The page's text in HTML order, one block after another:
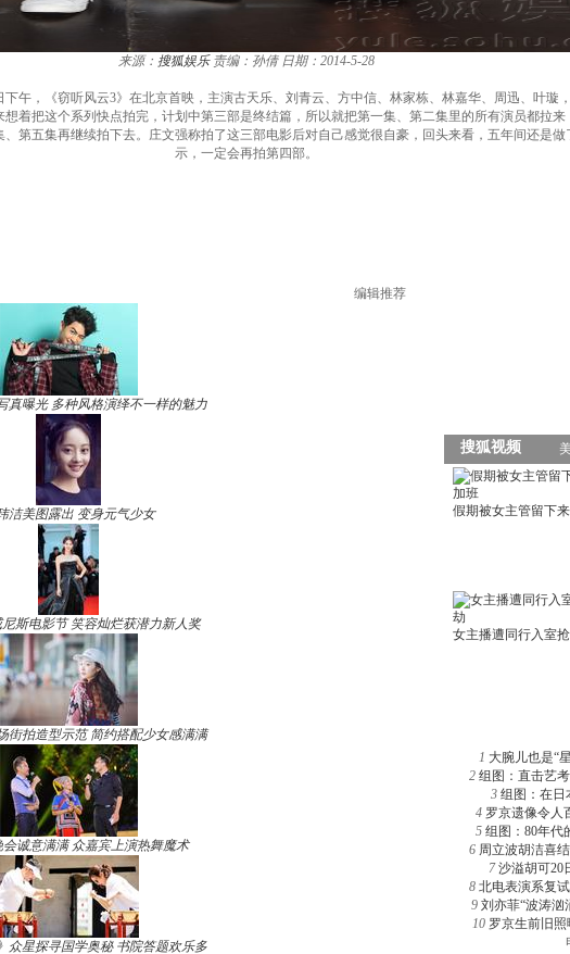
来源： 搜狐娱乐 责编：孙倩 日期：2014-5-28
，《窃听风云3》在北京首映，主演古天乐、刘青云、方中信、林家栋、林嘉华、周迅、叶璇
着把这个系列快点拍完，计划中第三部是终结篇，所以就把第一集、第二集里的所有演员都拉
第五集再继续拍下去。庄文强称拍了这三部电影后对自己感觉很自豪，回头来看，五年间还是
示，一定会再拍第四部。
编辑推荐
真曝光 多种风格演绎不一样的魅力
洁美图露出 变身元气少女
斯电影节 笑容灿烂获潜力新人奖
街拍造型示范 简约搭配少女感满满
会诚意满满 众嘉宾上演热舞魔术
众星探寻国学奥秘 书院答题欢乐多
1 大腕儿也是“
2 组图：直击艺
3 组图：在日
4 罗京遗像令人
5 组图：80年代
6 周立波胡洁喜
7 沙溢胡可20
8 北电表演系复
9 刘亦菲“波涛汹
10 罗京生前旧